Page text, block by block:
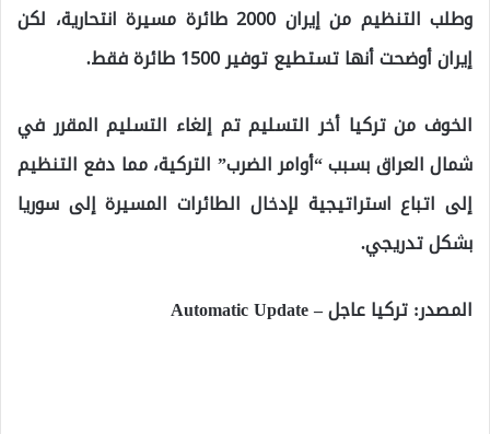
وطلب التنظيم من إيران 2000 طائرة مسيرة انتحارية، لكن
إيران أوضحت أنها تستطيع توفير 1500 طائرة فقط.
الخوف من تركيا أخر التسليم تم إلغاء التسليم المقرر في
شمال العراق بسبب “أوامر الضرب” التركية، مما دفع التنظيم
إلى اتباع استراتيجية لإدخال الطائرات المسيرة إلى سوريا
بشكل تدريجي.
المصدر: تركيا عاجل – Automatic Update